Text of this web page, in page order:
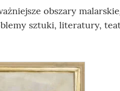
obszary
sztuki, literatury,